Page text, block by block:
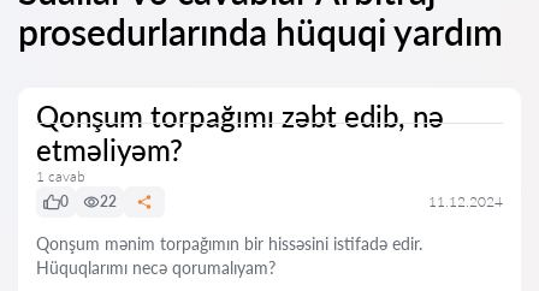
prosedurlarında hüquqi yardım
Qonşum torpağımı zəbt edib, nə
etməliyəm?
1 cavab
0
22 11.12.2024
Qonşum mənim torpağımın bir hissəsini istifadə edir.
Hüquqlarımı necə qorumalıyam?